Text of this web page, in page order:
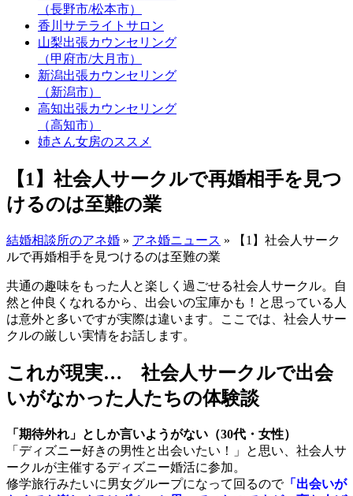
（長野市/松本市）
香川サテライトサロン
山梨出張カウンセリング
（甲府市/大月市）
新潟出張カウンセリング
（新潟市）
高知出張カウンセリング
（高知市）
姉さん女房のススメ
【1】社会人サークルで再婚相手を見つ
けるのは至難の業
結婚相談所のアネ婚 » アネ婚ニュース »
【1】社会人サーク
ルで再婚相手を見つけるのは至難の業
共通の趣味をもった人と楽しく過ごせる社会人サークル。自
然と仲良くなれるから、出会いの宝庫かも！と思っている人
は意外と多いですが実際は違います。ここでは、社会人サー
クルの厳しい実情をお話します。
これが現実… 社会人サークルで出会
いがなかった人たちの体験談
「期待外れ」としか言いようがない（30代・女性）
「ディズニー好きの男性と出会いたい！」と思い、社会人サ
ークルが主催するディズニー婚活に参加。
修学旅行みたいに男女グループになって回るので「出会いが